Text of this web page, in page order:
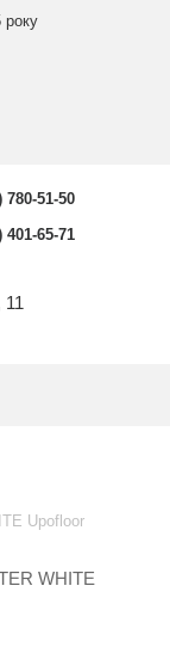
року
780-51-50
401-65-71
11
Upofloor